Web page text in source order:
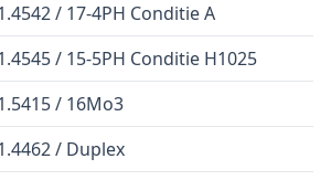
/ 17-4PH Conditie A
/ 15-5PH Conditie H1025
/ 16Mo3
/ Duplex